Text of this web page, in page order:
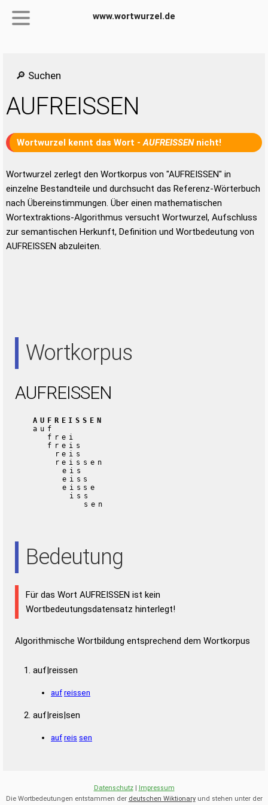
www.wortwurzel.de
🔎 Suchen
AUFREISSEN
Wortwurzel kennt das Wort -AUFREISSENnicht!
Wortwurzel zerlegt den Wortkorpus von "AUFREISSEN" in
einzelne Bestandteile und durchsucht das Referenz-Wörterbuch
nach Übereinstimmungen. Über einen mathematischen
Wortextraktions-Algorithmus versucht Wortwurzel, Aufschluss
zur semantischen Herkunft, Definition und Wortbedeutung von
AUFREISSEN abzuleiten.
Wortkorpus
AUFREISSEN
AUFREISSEN
auf
frei
freis
reis
reissen
eis
eiss
eisse
iss
sen
Bedeutung
Für das Wort AUFREISSEN ist kein
Wortbedeutungsdatensatz hinterlegt!
Algorithmische Wortbildung entsprechend dem Wortkorpus
auf|reissen
aufreissen
auf|reis|sen
aufreis sen
Datenschutz| Impressum
Die Wortbedeutungen entstammen der deutschen Wiktionaryund stehen unter der